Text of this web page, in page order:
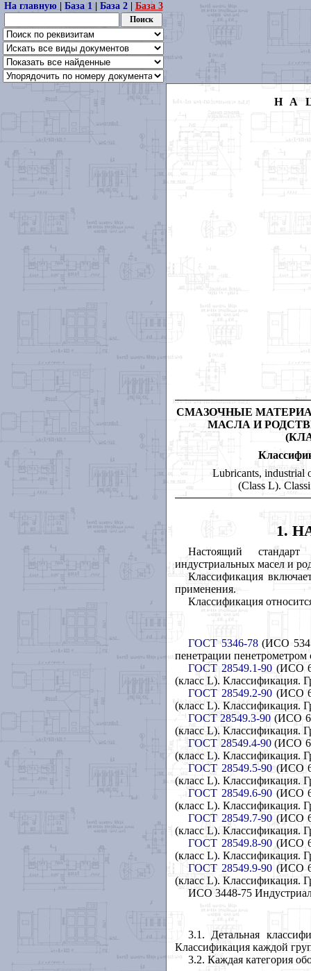
На главную| База 1| База 2| База 3
СМАЗОЧНЫЕ
МАСЛА И
Lubricants, industrial
(Class L).
1.
Настоящий стандарт
индустриальных масел и
Классификация
применения.
Классификация
ГОСТ 5346-78(ИСО
пенетрации пенетрометром
ГОСТ 28549.1-90(ИСО
(класс L). Классификация.
ГОСТ 28549.2-90(ИСО
(класс L). Классификация.
ГОСТ 28549.3-90 (ИСО
(класс L). Классификация.
ГОСТ 28549.4-90(ИСО
(класс L). Классификация.
ГОСТ 28549.5-90(ИСО
(класс L). Классификация.
ГОСТ 28549.6-90(ИСО
(класс L). Классификация.
ГОСТ 28549.7-90(ИСО
(класс L). Классификация.
ГОСТ 28549.8-90(ИСО
(класс L). Классификация.
ГОСТ 28549.9-90(ИСО
(класс L). Классификация.
ИСО 3448-75
3.1. Детальная
Классификация каждой
3.2. Каждая категория